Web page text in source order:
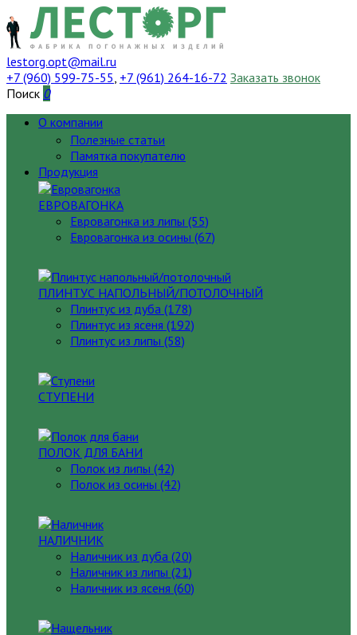
lestorg.opt@mail.ru
+7 (960) 599-75-55, +7 (961) 264-16-72 Заказать звонок
Поиск 0
О компании
Полезные статьи
Памятка покупателю
Продукция
ЕВРОВАГОНКА
Евровагонка из липы (55)
Евровагонка из осины (67)
ПЛИНТУС НАПОЛЬНЫЙ/ПОТОЛОЧНЫЙ
Плинтус из дуба (178)
Плинтус из ясеня (192)
Плинтус из липы (58)
СТУПЕНИ
ПОЛОК ДЛЯ БАНИ
Полок из липы (42)
Полок из осины (42)
НАЛИЧНИК
Наличник из дуба (20)
Наличник из липы (21)
Наличник из ясеня (60)